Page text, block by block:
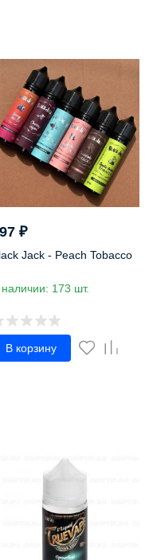
₽
Jack - Peach Tobacco
173 шт.
В корзину